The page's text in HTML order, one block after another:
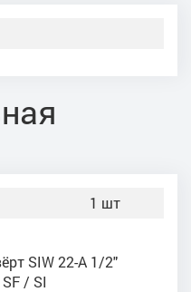
1 шт
SIW 22-A 1/2"
/ SI